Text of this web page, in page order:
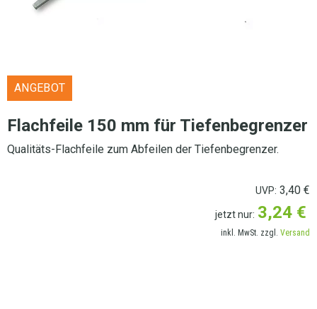
ANGEBOT
Flachfeile 150 mm für Tiefenbegrenzer
Qualitäts-Flachfeile zum Abfeilen der Tiefenbegrenzer.
UVP: 3,40 €
jetzt nur: 3,24 €
inkl. MwSt. zzgl. Versand